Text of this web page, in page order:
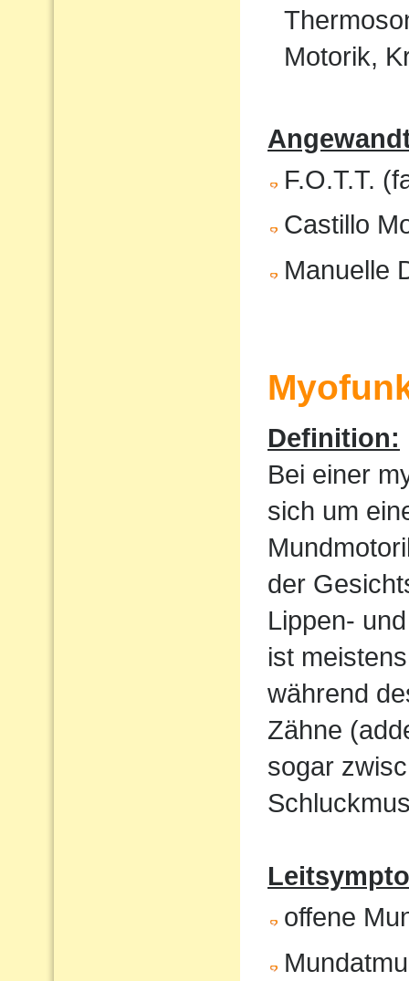
Motorik,
F.O.T.T.
Castillo
Manuelle
Definition:
Bei einer
sich um
der
Lippen-
ist
während
Zähne
sogar
offene